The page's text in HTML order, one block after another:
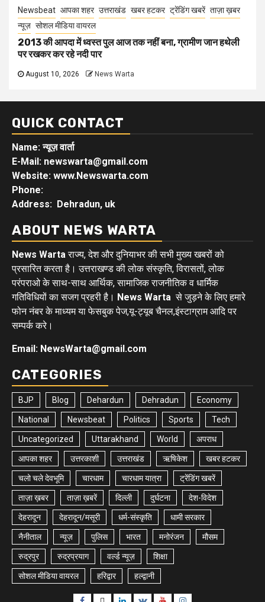
Newsbeat आपका शहर उत्तराखंड खबर हटकर ट्रेंडिंग खबरें ताज़ा ख़बर
न्यूज़ सोशल मीडिया वायरल
2013 की आपदा में ध्वस्त पुल आज तक नहीं बना, ग्रामीण जान हथेली
पर रखकर कर रहे नदी पार
August 10, 2026 News Warta
QUICK CONTACT
Name: न्यूज़ वार्ता
E-Mail: newswarta@gmail.com
Website: www.Newswarta.com
Phone:
Address: Dehradun, uk
ABOUT NEWS WARTA
News Wartaराज्य, देश और दुनियाभर की सभी मुख्य खबरों को
प्रसारित करता है। उत्तराखण्ड की लोक संस्कृति, विरासतों, लोक
परंपराओ के साथ-साथ आर्थिक, सामाजिक राजनीतिक व धार्मिक
गतिविधियों का सजग प्रहरी है। News Warta से जुड़ने के लिए हमारे
फोन नंबर के माध्यम या फेसबुक पेज,यू-ट्यूब चैनल,इंस्टाग्राम आदि पर
सम्पर्क करे।
Email: NewsWarta@gmail.com
CATEGORIES
BJP Blog Dehardun Dehradun Economy
National Newsbeat Politics Sports Tech
Uncategorized Uttarakhand World अपराध
आपका शहर उत्तरकाशी उत्तराखंड ऋषिकेश खबर हटकर
चलो चले देवभूमि चारधाम चारधाम यात्रा ट्रेंडिंग खबरें
ताज़ा ख़बर ताज़ा ख़बरें दिल्ली दुर्घटना देश-विदेश
देहरादून देहरादून/मसूरी धर्म-संस्कृति धामी सरकार
नैनीताल न्यूज़ पुलिस भारत मनोरंजन मौसम
रुद्रपुर रुद्रप्रयाग वर्ल्ड न्यूज़ शिक्षा
सोशल मीडिया वायरल हरिद्वार हल्द्वानी